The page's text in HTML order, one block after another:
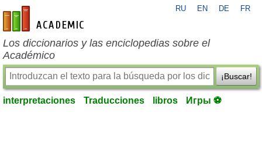
es-academic.com
RU EN DE FR
Los diccionarios y las enciclopedias sobre el
Académico
¡Buscar!
interpretaciones Traducciones libros Игры ⚽